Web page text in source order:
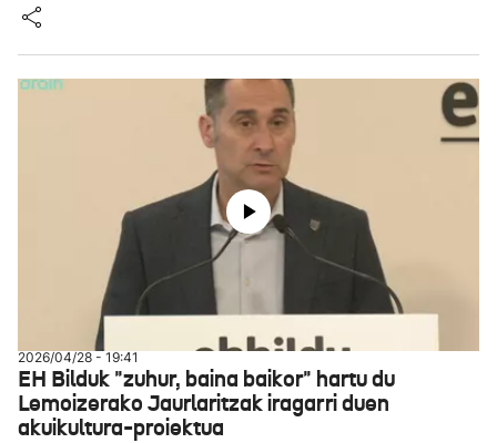
2026/04/28 - 19:41
EH Bilduk "zuhur, baina baikor" hartu du
Lemoizerako Jaurlaritzak iragarri duen
akuikultura-proiektua